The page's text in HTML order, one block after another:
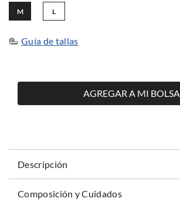
L
M
Guía de tallas
AGREGAR A MI BOLSA
Descripción
Composición y Cuidados